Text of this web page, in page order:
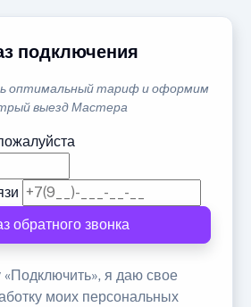
подключения
оптимальный тариф и оформим
выезд Мастера
обратного звонка
я даю свое
моих персональных